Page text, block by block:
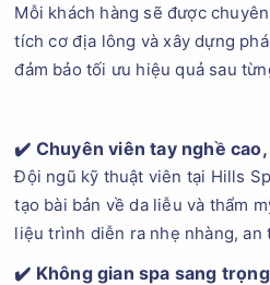
Mỗi khách hàng sẽ được
tích cơ địa lông và xây dựng
đảm bảo tối ưu hiệu quả sau
✔️ Chuyên viên tay nghề
Đội ngũ kỹ thuật viên tại Hills
tạo bài bản về da liễu và thẩm
liệu trình diễn ra nhẹ nhàng, an
✔️ Không gian spa sang